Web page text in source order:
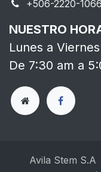
+506-2220-1066​
NUESTRO
Lunes a Viernes
De 7:30 am a
Avila Stem S.A